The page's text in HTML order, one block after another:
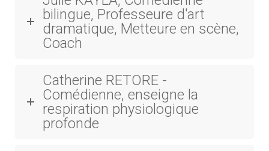
bilingue, Professeure d'art
dramatique, Metteure en scène,
Coach
Catherine RETORE -
Comédienne, enseigne la
respiration physiologique
profonde